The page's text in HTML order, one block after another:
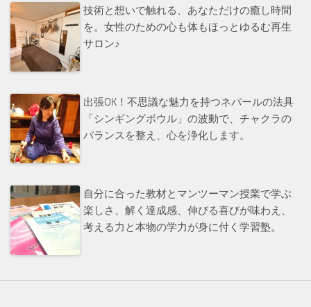
技術と想いで触れる、あなただけの癒し時間
を。女性のための心も体もほっとゆるむ再生
サロン♪
出張OK！不思議な魅力を持つネパールの法具
「シンギングボウル」の波動で、チャクラの
バランスを整え、心を浄化します。
自分に合った教材とマンツーマン授業で学ぶ
楽しさ、解く達成感、伸びる喜びが味わえ、
考える力と本物の学力が身に付く学習塾。